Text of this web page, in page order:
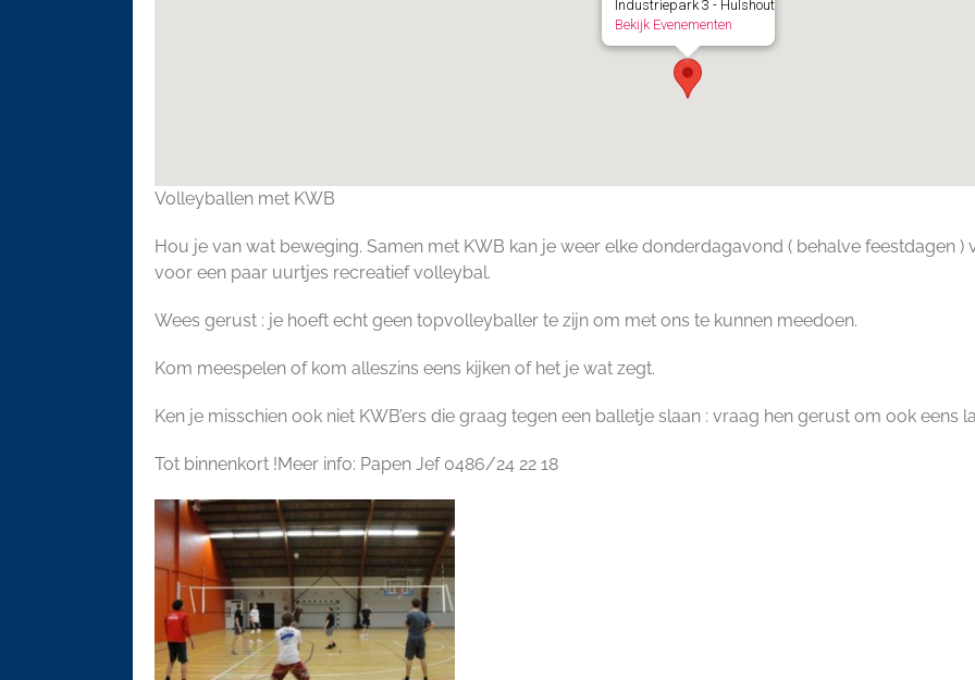
Industriepark 3 - Hulshout
Bekijk Evenementen
Volleyballen met KWB
Hou je van wat beweging. Samen met KWB kan je weer elke donderdagavond ( behalve feestdagen )
voor een paar uurtjes recreatief volleybal.
Wees gerust : je hoeft echt geen topvolleyballer te zijn om met ons te kunnen meedoen.
Kom meespelen of kom alleszins eens kijken of het je wat zegt.
Ken je misschien ook niet KWB’ers die graag tegen een balletje slaan : vraag hen gerust om ook eens
Tot binnenkort !Meer info: Papen Jef 0486/24 22 18